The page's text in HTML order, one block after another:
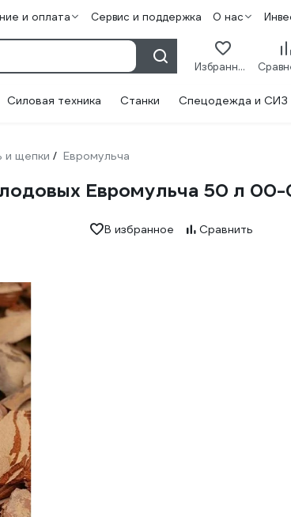
и оплата Сервис и поддержка О нас
Избранное
Силовая техника Станки Спецодежда и СИЗ
и щепки / Евромульча
Евромульча 50 л
В избранное Сравнить